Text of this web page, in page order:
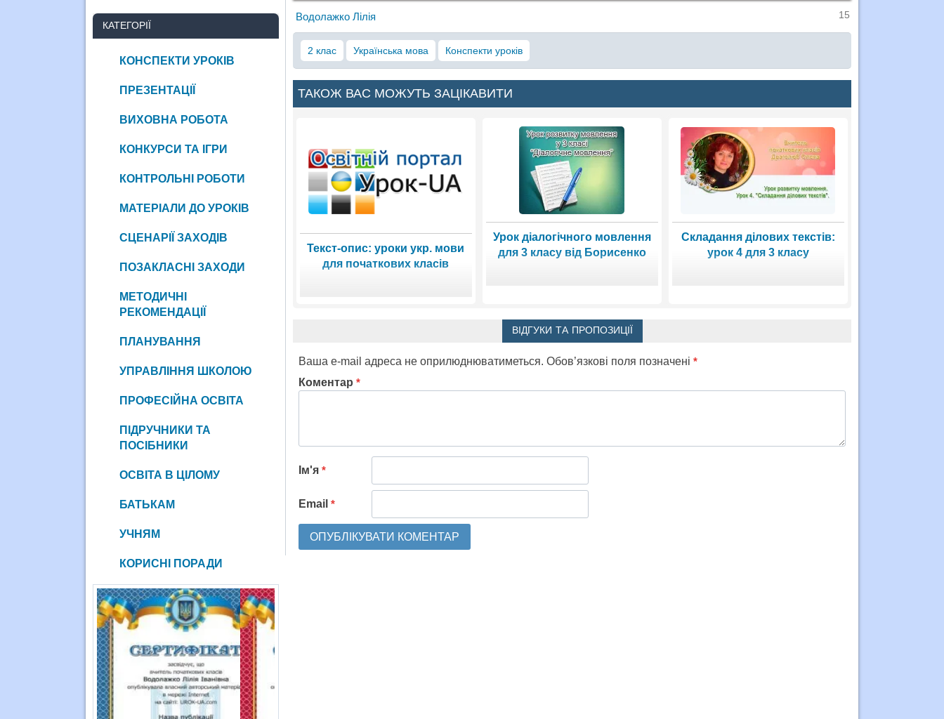
Водолажко Лілія 15
2 клас Українська мова Конспекти уроків
ТАКОЖ ВАС МОЖУТЬ ЗАЦІКАВИТИ
Текст-опис: уроки укр. мови
для початкових класів
Урок діалогічного мовлення
для 3 класу від Борисенко
Складання ділових текстів:
урок 4 для 3 класу
ВІДГУКИ ТА ПРОПОЗИЦІЇ
Ваша e-mail адреса не оприлюднюватиметься. Обов’язкові поля позначені *
Коментар *
Ім'я *
Email *
КАТЕГОРІЇ
КОНСПЕКТИ УРОКІВ
ПРЕЗЕНТАЦІЇ
ВИХОВНА РОБОТА
КОНКУРСИ ТА ІГРИ
КОНТРОЛЬНІ РОБОТИ
МАТЕРІАЛИ ДО УРОКІВ
СЦЕНАРІЇ ЗАХОДІВ
ПОЗАКЛАСНІ ЗАХОДИ
МЕТОДИЧНІ
РЕКОМЕНДАЦІЇ
ПЛАНУВАННЯ
УПРАВЛІННЯ ШКОЛОЮ
ПРОФЕСІЙНА ОСВІТА
ПІДРУЧНИКИ ТА
ПОСІБНИКИ
ОСВІТА В ЦІЛОМУ
БАТЬКАМ
УЧНЯМ
КОРИСНІ ПОРАДИ